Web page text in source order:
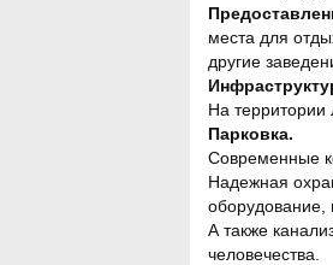
места для
другие
На территории
Парковка.
Современные
Надежная
оборудование,
А также
человечества.